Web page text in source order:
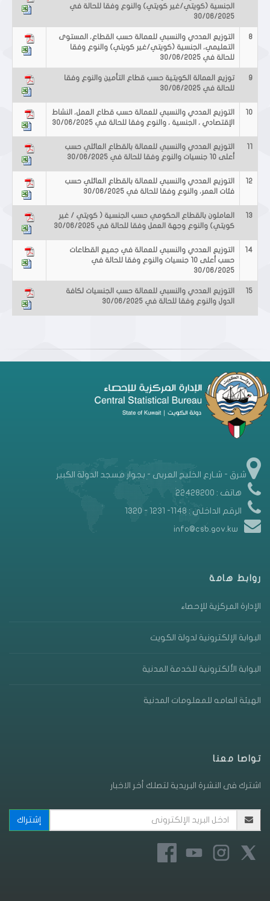
الجنسية (كويتي/غير كويتي) والنوع وفقا للحالة في
30/06/2025
8
التوزيع العددي والنسبي للعمالة حسب القطاع، المستوى
التعليمي، الجنسية (كويتي/غير كويتي) والنوع وفقا
للحالة في 30/06/2025
9
توزيع العمالة الكويتية حسب قطاع التأمين والنوع وفقا
للحالة في 30/06/2025
10
التوزيع العددي والنسبي للعمالة حسب قطاع العمل، النشاط
الإقتصادي ، الجنسية ، والنوع وفقا للحالة في 30/06/2025
11
التوزيع العددي والنسبي للعمالة بالقطاع العائلي حسب
أعلى 10 جنسيات والنوع وفقا للحالة في 30/06/2025
12
التوزيع العددي والنسبي للعمالة بالقطاع العائلي حسب
فئات العمر، والنوع وفقا للحالة في 30/06/2025
13
العاملون بالقطاع الحكومي حسب الجنسية ( كويتي / غير
كويتي) والنوع وجهة العمل وفقا للحالة في 30/06/2025
14
التوزيع العددي والنسبي للعمالة في جميع القطاعات
حسب أعلى 10 جنسيات والنوع وفقا للحالة في
30/06/2025
15
التوزيع العددي والنسبي للعمالة حسب الجنسيات لكافة
الدول والنوع وفقا للحالة في 30/06/2025
شرق - شـارع الخليج العربى - بجوار مسجد الدولة الكبير
هاتف : 22428200
الرقم الداخلي : 1148- 1231 - 1320
info@csb.gov.kw
روابط هامة
الإدارة المركزية للإحصاء
البوابة الإلكترونية لدولة الكويت
البوابة الألكترونية للخدمة المدنية
الهيئة العامه للمعلومات المدنية
تواصا معنا
اشترك فى النشرة البريدية لتصلك أخر الاخبار